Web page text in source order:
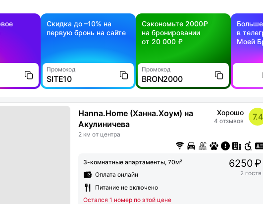
Скидка до –10% на
первую бронь на сайте
Промокод
SITE10
Сэкономьте 2000₽
на бронировании
от 20 000 ₽
Промокод
BRON2000
в
Моей
Hanna.Home (Ханна.Хоум) на
Акулиничева
2 км от центра
Хорошо
4 отзывов 7.4
3-комнатные апартаменты, 70м²
Оплата онлайн
Питание не включено
Остался 1 номер по этой цене
6250 ₽
2 гостя